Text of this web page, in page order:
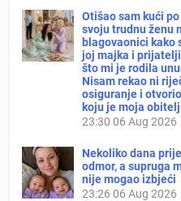
Otišao sam kući
svoju trudnu ženu
blagovaonici kako
joj majka i prijatelji
što mi je rodila
Nisam rekao ni
osiguranje i
koju je moja
23:30 06 Aug 2026
Nekoliko dana
odmor, a supruga
nije mogao izbjeći
23:26 06 Aug 2026